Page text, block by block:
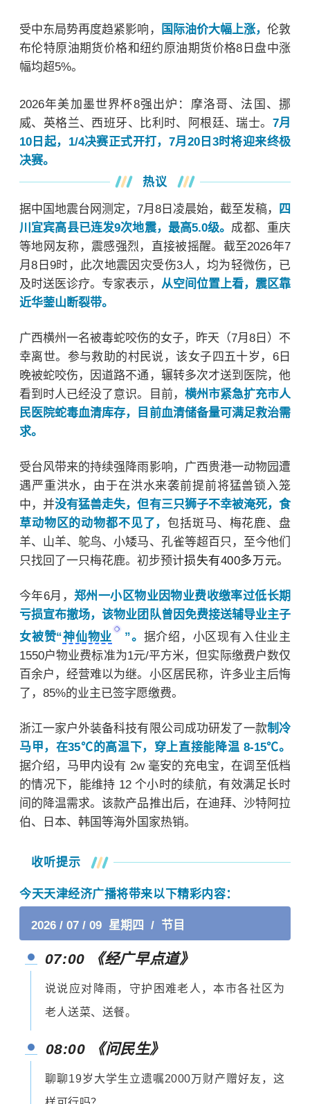
受中东局势再度趋紧影响， 国际油价大幅上涨， 伦敦
布伦特原油期货价格和纽约原油期货价格8日盘中涨
幅均超5%。
2026年美加墨世界杯8强出炉：摩洛哥、法国、挪
威、英格兰、西班牙、
比利时、阿根廷、瑞士。 7月
10日起，1/4决赛正式开打，7月20日3时将迎来终极
决赛。
热议
于明晚19点正式
开街，
据中国地震台网测定，7月8日凌晨始，截至发稿，
四
川宜宾高县已连发9次地震，最高5.0级。 成都、重庆
等地网友称，震感强烈，直接被摇醒。截至2026年7
月8日9时，此次地震因灾受伤3人，均为轻微伤，已
及时送医诊疗。专家表示， 从空间位置上看，震区靠
近华蓥山断裂带。
广西横州一名被毒蛇咬伤的女子，昨天（7月8日）不
幸离世。参与救助的村民说，该女子四五十岁，6日
晚被蛇咬伤，因道路不通，辗转多次才送到医院，他
看到时人已经没了意识。目前， 横州市紧急扩充市人
民医院蛇毒血清库存，目前血清储备量可满足救治需
求。
受台风带来的持续强降雨影响，广西贵港一动物园遭
遇严重洪水，由于在洪水来袭前提前将猛兽锁入笼
中，并没有猛兽走失，但有三只狮子不幸被淹死，食
草动物区的动物都不见了，包括斑马、梅花鹿、盘
羊、山羊、鸵鸟、小矮马、孔雀等超百只，至今他们
只找回了一只梅花鹿。初步预计损失有400多万元。
今年6月，郑州一小区物业因物业费收缴率过低长期
亏损宣布撤场，该物业团队曾因免费接送辅导业主子
女被赞“神仙物业 ”。 据介绍，小区现有入住业主
1550户物业费标准为1元/平方米，但实际缴费户数仅
百余户，经营难以为继。 小区居民称，许多业主后悔
了，85%的业主已签字愿缴费。‌‌
浙江一家户外装备科技有限公司成功研发了一款制冷
马甲，在35℃的高温下， 穿上直接能降温 8-15℃。
据介绍， 马甲内设有 2w 毫安的充电宝，在调至低档
的情况下，能维持 12 个小时的续航，有效满足长时
间的降温需求。该款产品推出后，在迪拜、 沙特阿拉
伯、日本、韩国等海外国家热销。
收听提示
今天天津经济广播将带来以下精彩内容：
2026 / 07 / 09 星期四 / 节目
07:00 《经广早点道》
说说应对降雨，守护困难老人，本市各社区为
老人送菜、送餐。
08:00 《问民生》
聊聊19岁大学生立遗嘱2000万财产赠好友，这